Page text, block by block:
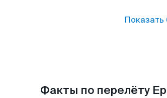
Показать
Факты по перелёту